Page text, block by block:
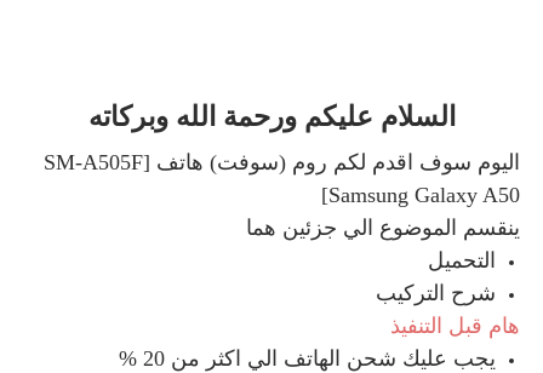
السلام عليكم ورحمة الله وبركاته
اليوم سوف اقدم لكم روم (سوفت) هاتف [SM-A505F
Samsung Galaxy A50]
ينقسم الموضوع الي جزئين هما
التحميل
شرح التركيب
هام قبل التنفيذ
يجب عليك شحن الهاتف الي اكثر من 20 %